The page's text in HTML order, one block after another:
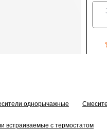
однорычажные
встраиваемые с термостатом